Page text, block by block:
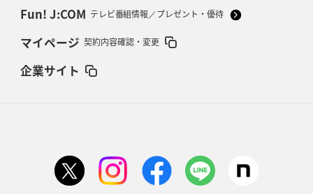
Fun! J:COM テレビ番組情報／プレゼント・優待
マイページ 契約内容確認・変更
企業サイト